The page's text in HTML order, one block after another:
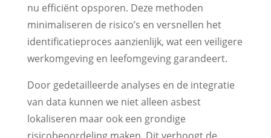
nu efficiënt opsporen. Deze methoden
minimaliseren de risico’s en versnellen het
identificatieproces aanzienlijk, wat een veiligere
werkomgeving en leefomgeving garandeert.
Door gedetailleerde analyses en de integratie
van data kunnen we niet alleen asbest
lokaliseren maar ook een grondige